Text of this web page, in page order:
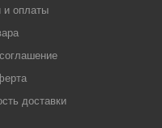
и оплаты
доставки